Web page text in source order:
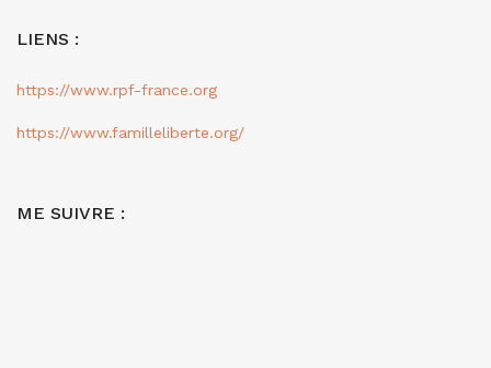
LIENS :
https://www.rpf-france.org
https://www.familleliberte.org/
ME SUIVRE :